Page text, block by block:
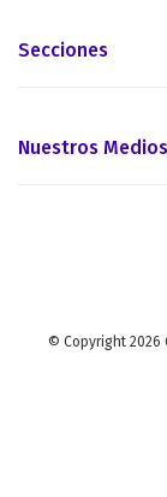
Secciones
Nuestros Medios
© Copyright 2026